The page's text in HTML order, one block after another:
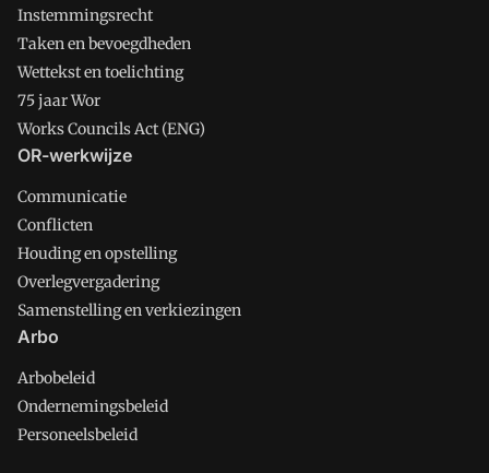
Instemmingsrecht
Taken en bevoegdheden
Wettekst en toelichting
75 jaar Wor
Works Councils Act (ENG)
OR-werkwijze
Communicatie
Conflicten
Houding en opstelling
Overlegvergadering
Samenstelling en verkiezingen
Arbo
Arbobeleid
Ondernemingsbeleid
Personeelsbeleid